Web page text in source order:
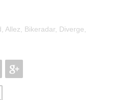
Allez Bikeradar Diverge